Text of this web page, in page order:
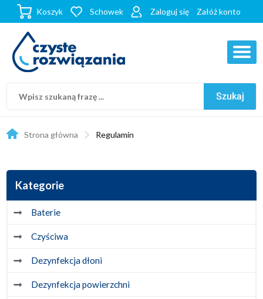
Koszyk Schowek Zaloguj się Załóż konto
Strona główna Regulamin
Kategorie
Baterie
Czyściwa
Dezynfekcja dłoni
Dezynfekcja powierzchni